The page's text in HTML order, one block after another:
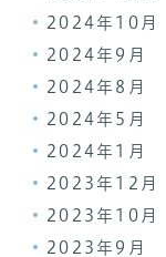
2024年10月
2024年9月
2024年8月
2024年5月
2024年1月
2023年12月
2023年10月
2023年9月